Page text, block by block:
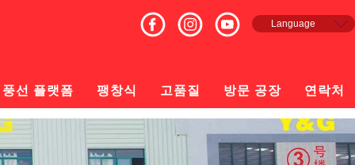
Language
русский
日本語
한국의
풍선 플랫폼 팽창식 고품질 방문 공장 연락처